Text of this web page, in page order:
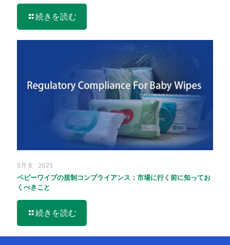
続きを読む
5月 8、2025
ベビーワイプの規制コンプライアンス：市場に行く前に知ってお
くべきこと
続きを読む